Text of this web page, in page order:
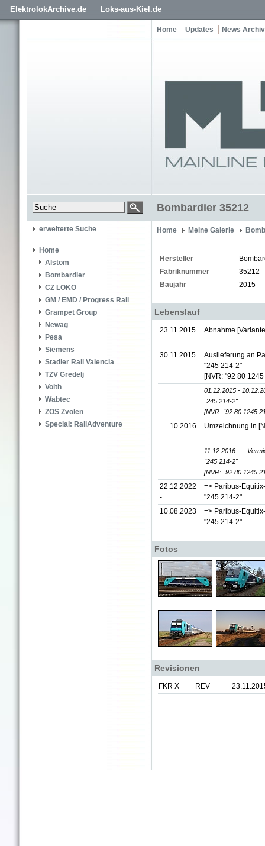
ElektrolokArchive.de Loks-aus-Kiel.de
Home Updates News Archiv
Bombardier 35212
erweiterte Suche
Home
Alstom
Bombardier
CZ LOKO
GM / EMD / Progress Rail
Grampet Group
Newag
Pesa
Siemens
Stadler Rail Valencia
TZV Gredelj
Voith
Wabtec
ZOS Zvolen
Special: RailAdventure
Home Meine Galerie
Hersteller
Fabriknummer
35212
Baujahr
2015
Lebenslauf
23.11.2015
-
Abnahme
30.11.2015
-
Auslieferung an
"245 214-2"
[NVR: "92 80
01.12.2015 -
"245 214-2"
[NVR: "92 80 1245
__.10.2016
-
Umzeichnung in
11.12.2016 -
"245 214-2"
[NVR: "92 80 1245
22.12.2022
-
=> Paribus-
"245 214-2"
10.08.2023
-
=> Paribus-
"245 214-2"
Fotos
Revisionen
FKR X REV